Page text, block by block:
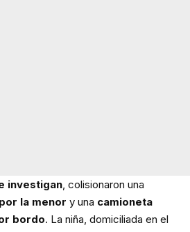
investigan , colisionaron una
la menor y una camioneta
bordo. La niña, domiciliada en el